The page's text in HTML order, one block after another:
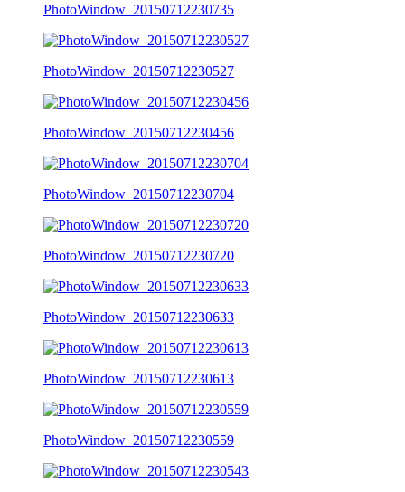
PhotoWindow_20150712230735
PhotoWindow_20150712230527
PhotoWindow_20150712230456
PhotoWindow_20150712230704
PhotoWindow_20150712230720
PhotoWindow_20150712230633
PhotoWindow_20150712230613
PhotoWindow_20150712230559